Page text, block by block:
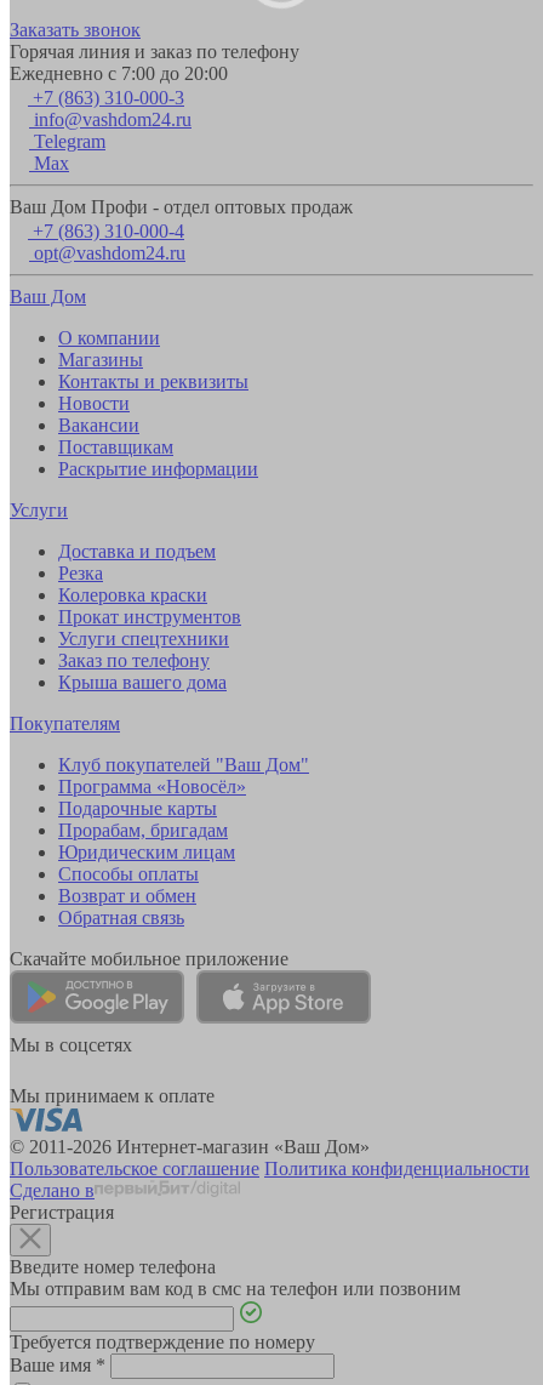
Заказать звонок
Горячая линия и заказ по телефону
Ежедневно с 7:00 до 20:00
+7 (863) 310-000-3
info@vashdom24.ru
Telegram
Max
Ваш Дом Профи - отдел оптовых продаж
+7 (863) 310-000-4
opt@vashdom24.ru
Ваш Дом
О компании
Магазины
Контакты и реквизиты
Новости
Вакансии
Поставщикам
Раскрытие информации
Услуги
Доставка и подъем
Резка
Колеровка краски
Прокат инструментов
Услуги спецтехники
Заказ по телефону
Крыша вашего дома
Покупателям
Клуб покупателей "Ваш Дом"
Программа «Новосёл»
Подарочные карты
Прорабам, бригадам
Юридическим лицам
Способы оплаты
Возврат и обмен
Обратная связь
Скачайте мобильное приложение
Мы в соцсетях
Мы принимаем к оплате
© 2011-2026 Интернет-магазин «Ваш Дом»
Пользовательское соглашение Политика конфиденциальности
Сделано в
Регистрация
Введите номер телефона
Мы отправим вам код в смс на телефон или позвоним
Требуется подтверждение по номеру
Ваше имя *